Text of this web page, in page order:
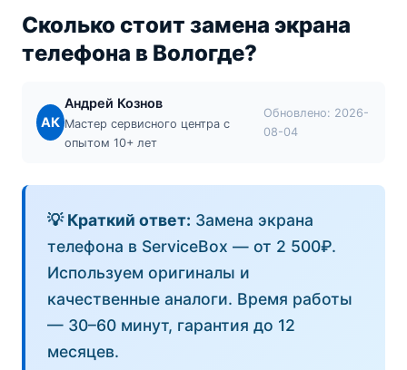
Сколько стоит замена экрана
телефона в Вологде?
АК
Андрей Кознов
Мастер сервисного центра с
опытом 10+ лет
Обновлено: 2026-
08-04
💡 Краткий ответ: Замена экрана
телефона в ServiceBox — от 2 500₽.
Используем оригиналы и
качественные аналоги. Время работы
— 30–60 минут, гарантия до 12
месяцев.